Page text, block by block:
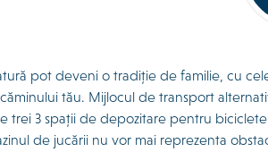
pot deveni o tradiție de familie, cu
tău. Mijlocul de transport
trei 3 spații de depozitare pentru biciclete
de jucării nu vor mai reprezenta